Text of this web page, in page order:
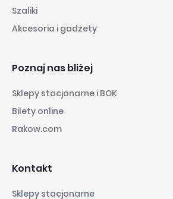
Szaliki
Akcesoria i gadżety
Poznaj nas bliżej
Sklepy stacjonarne i BOK
Bilety online
Rakow.com
Kontakt
Sklepy stacjonarne